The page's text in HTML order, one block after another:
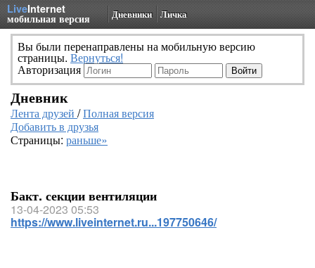
LiveInternet
мобильная версия Дневники Личка
Вы были перенаправлены на мобильную версию
страницы. Вернуться!
Авторизация
Дневник
Лента друзей /Полная версия
Добавить в друзья
Страницы: раньше»
Бакт. секции вентиляции
13-04-2023 05:53
https://www.liveinternet.ru...197750646/